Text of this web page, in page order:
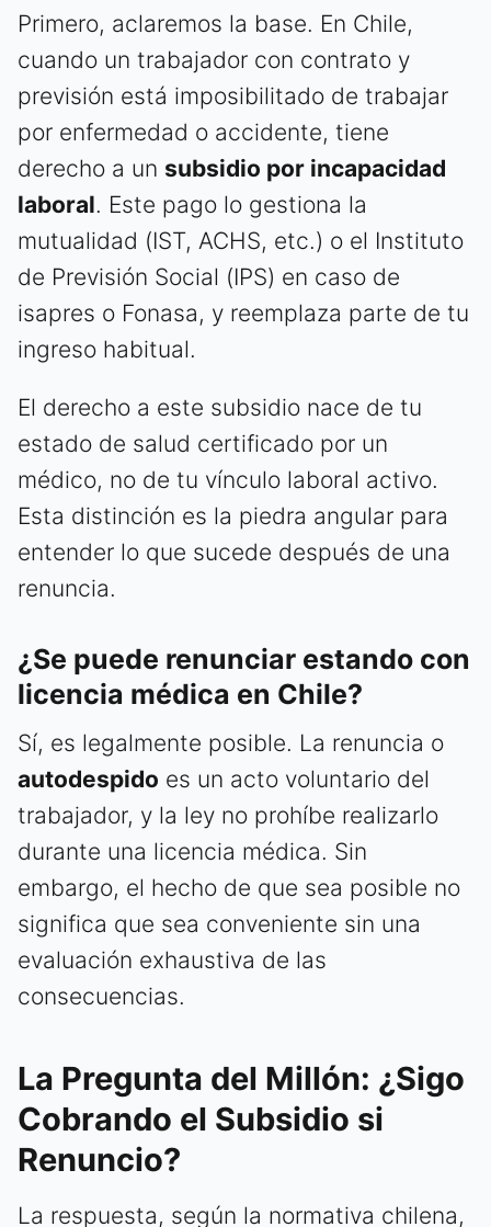
Primero, aclaremos la base. En Chile,
cuando un trabajador con contrato y
previsión está imposibilitado de trabajar
por enfermedad o accidente, tiene
derecho a un subsidio por incapacidad
laboral. Este pago lo gestiona la
mutualidad (IST, ACHS, etc.) o el Instituto
de Previsión Social (IPS) en caso de
isapres o Fonasa, y reemplaza parte de tu
ingreso habitual.
El derecho a este subsidio nace de tu
estado de salud certificado por un
médico, no de tu vínculo laboral activo.
Esta distinción es la piedra angular para
entender lo que sucede después de una
renuncia.
¿Se puede renunciar estando con
licencia médica en Chile?
Sí, es legalmente posible. La renuncia o
autodespido es un acto voluntario del
trabajador, y la ley no prohíbe realizarlo
durante una licencia médica. Sin
embargo, el hecho de que sea posible no
significa que sea conveniente sin una
evaluación exhaustiva de las
consecuencias.
La Pregunta del Millón: ¿Sigo
Cobrando el Subsidio si
Renuncio?
La respuesta, según la normativa chilena,